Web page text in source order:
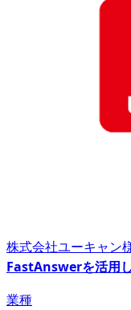
株式会社ユーキャン
FastAnswerを活用
業種